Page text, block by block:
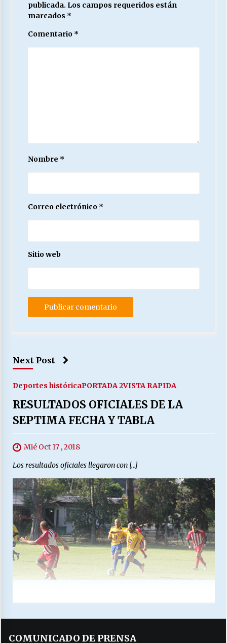
publicada. Los campos requeridos están
marcados *
Comentario *
Nombre *
Correo electrónico *
Sitio web
Next Post
Deportes históricaPORTADA 2VISTA RAPIDA
RESULTADOS OFICIALES DE LA
SEPTIMA FECHA Y TABLA
Mié Oct 17 , 2018
Los resultados oficiales llegaron con […]
COMUNICADO DE PRENSA